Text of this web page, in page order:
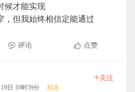
候才能实现
，但我始终相信定能通过
评论 点赞
19日 10时59分 精选
+关注